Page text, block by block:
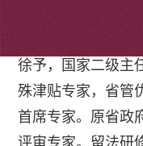
徐予，国家二级主
殊津贴专家，省管
首席专家。原省政
评审专家。留法研